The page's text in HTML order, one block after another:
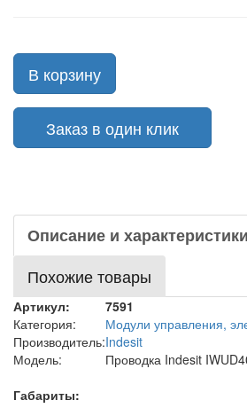
В корзину
Заказ в один клик
Описание и характеристики
Похожие товары
Артикул:
7591
Категория:
Модули управления,
Производитель:Indesit
Модель:
Проводка Indesit
Габариты: